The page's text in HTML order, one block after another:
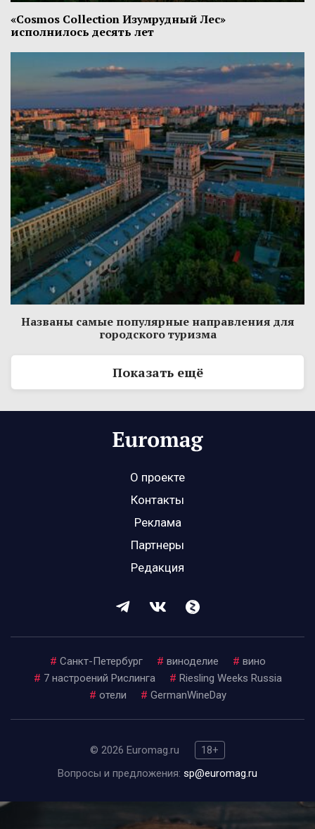
«Cosmos Collection Изумрудный Лес»
исполнилось десять лет
Названы самые популярные направления для
городского туризма
Показать ещё
О проекте
Контакты
Реклама
Партнеры
Редакция
# Санкт-Петербург # виноделие # вино
# 7 настроений Рислинга # Riesling Weeks Russia
# отели # GermanWineDay
© 2026 Euromag.ru
18+
Вопросы и предложения: sp@euromag.ru